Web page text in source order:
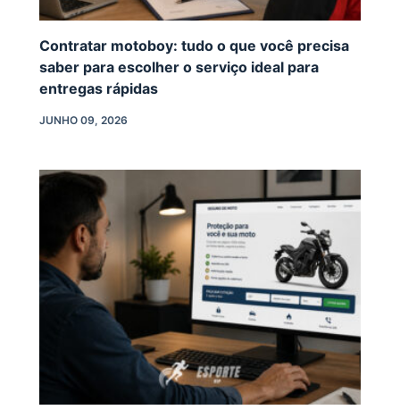
Contratar motoboy: tudo o que você precisa
saber para escolher o serviço ideal para
entregas rápidas
JUNHO 09, 2026